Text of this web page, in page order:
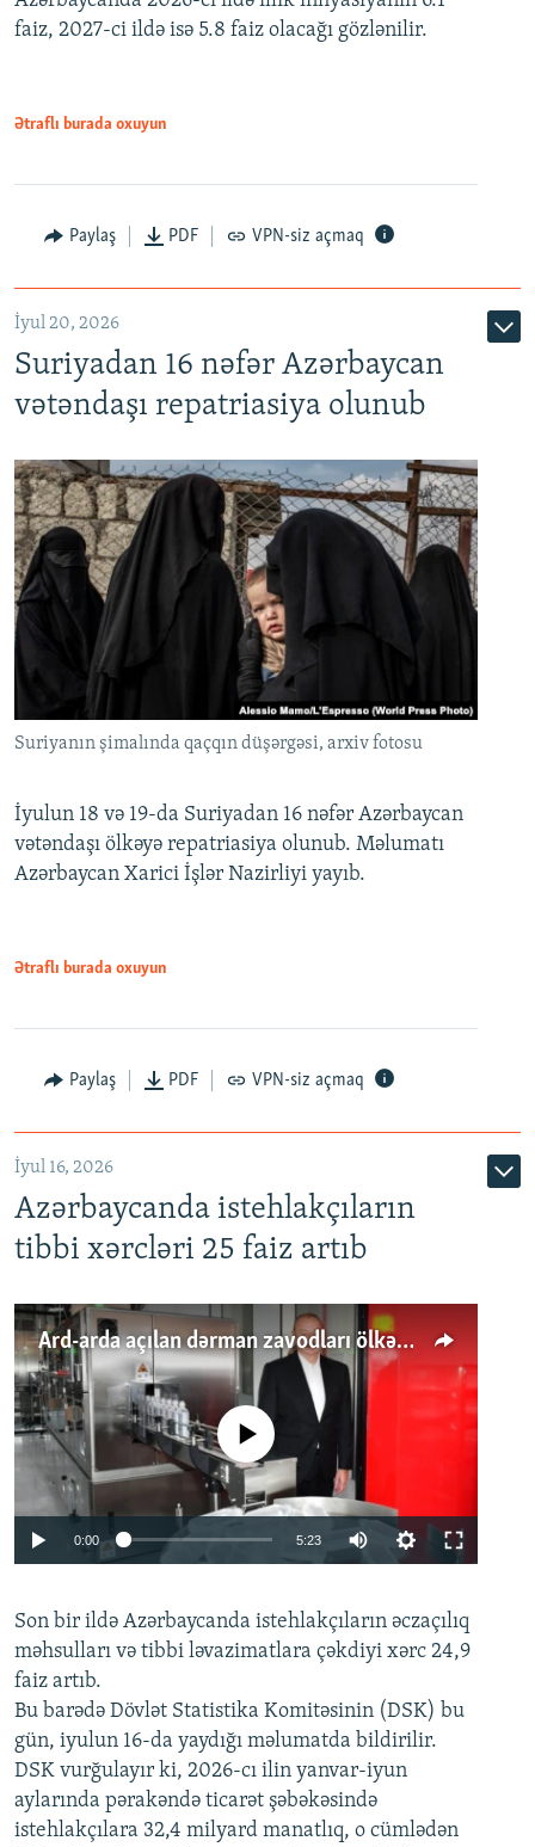
Auto
480p
faiz, 2027-ci ildə isə 5.8 faiz olacağı gözlənilir.
Ətraflı burada oxuyun
Paylaş PDF VPN-siz açmaq
İyul 20, 2026
Suriyadan 16 nəfər Azərbaycan
vətəndaşı repatriasiya olunub
Suriyanın şimalında qaçqın düşərgəsi, arxiv fotosu
İyulun 18 və 19-da Suriyadan 16 nəfər Azərbaycan
vətəndaşı ölkəyə repatriasiya olunub. Məlumatı
Azərbaycan Xarici İşlər Nazirliyi yayıb.
Ətraflı burada oxuyun
Paylaş PDF VPN-siz açmaq
İyul 16, 2026
Azərbaycanda istehlakçıların
tibbi xərcləri 25 faiz artıb
Ard-arda açılan dərman zavodları ölkənin tələbatını ödəyirmi?
Auto 240p 360p 480p
720p 1080p
No media source currently available
0:00 5:23
360p
480p
720p
1080p
Son bir ildə Azərbaycanda istehlakçıların əczaçılıq
məhsulları və tibbi ləvazimatlara çəkdiyi xərc 24,9
faiz artıb.
Bu barədə Dövlət Statistika Komitəsinin (DSK) bu
gün, iyulun 16-da yaydığı məlumatda bildirilir.
DSK vurğulayır ki, 2026-cı ilin yanvar-iyun
aylarında pərakəndə ticarət şəbəkəsində
istehlakçılara 32,4 milyard manatlıq, o cümlədən